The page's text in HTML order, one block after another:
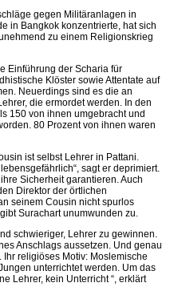
gegen Militäranlagen in
in Bangkok konzentrierte, hat sich
zu einem Religionskrieg
Einführung der Scharia für
Klöster sowie Attentate auf
Neuerdings sind es die an
die ermordet werden. In den
150 von ihnen umgebracht und
80 Prozent von ihnen waren
ist selbst Lehrer in Pattani.
sagt er deprimiert.
Sicherheit garantieren. Auch
Direktor der örtlichen
seinem Cousin nicht spurlos
Surachart unumwunden zu.
schwieriger, Lehrer zu gewinnen.
Anschlags aussetzen. Und genau
religiöses Motiv: Moslemische
unterrichtet werden. Um das
Lehrer, kein Unterricht “, erklärt